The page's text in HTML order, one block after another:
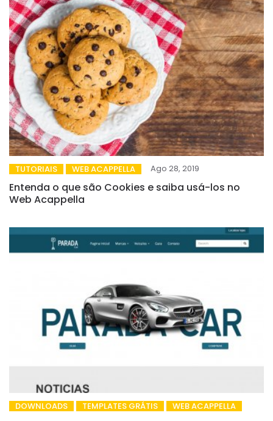
TUTORIAIS WEB ACAPPELLA Ago 28, 2019
Entenda o que são Cookies e saiba usá-los no
Web Acappella
DOWNLOADS TEMPLATES GRÁTIS
WEB ACAPPELLA